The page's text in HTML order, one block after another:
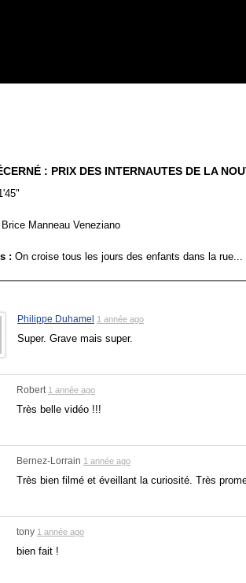
: PRIX DES INTERNAUTES DE LA
Brice Manneau Veneziano
: On croise tous les jours des enfants dans la rue...
Philippe Duhamel 1 année ago
Super. Grave mais super.
Robert 1 année ago
Très belle vidéo !!!
Bernez-Lorrain 1 année ago
Très bien filmé et éveillant la curiosité. Très
tony 1 année ago
bien fait !